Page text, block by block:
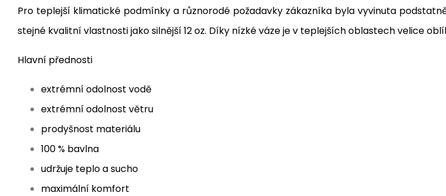
Pro teplejší klimatické podmínky a různorodé požadavky zákazníka byla vyvinuta
stejné kvalitní vlastnosti jako silnější 12 oz. Díky nízké váze je v teplejších oblastech velice
Hlavní přednosti
extrémní odolnost vodě
extrémní odolnost větru
prodyšnost materiálu
100 % bavlna
udržuje teplo a sucho
maximální komfort